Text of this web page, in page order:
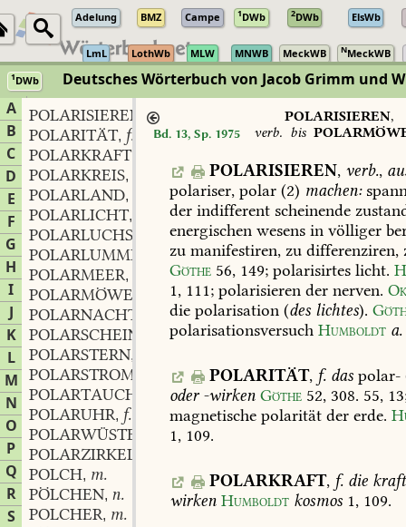
Adelung BMZ Campe 1DWb 2DWb ElsWb
LmL LothWb MLW MNWB MeckWB NMeckWB
1DWb Deutsches Wörterbuch von Jacob Grimm und
A
B
C
D
E
F
G
H
I
J
K
L
M
N
O
P
Q
R
S
POLARISIEREN ,verb.
POLARITÄT, f.
POLARKRAFT,
POLARKREIS,
POLARLAND,
POLARLICHT,
POLARLUCHS
POLARLUMME
POLARMEER,
POLARMÖWE
POLARNACHT
POLARSCHEIN
POLARSTERN,
POLARSTROM
POLARTAUCHER
m.
POLARUHR, f.
POLARWÜSTE
POLARZIRKEL
POLCH, m.
PÖLCHEN, n.
POLCHER, m.
Bd. 13, Sp. 1975
POLARISIEREN,
verb. bis
POLARISIEREN, verb.,
polariser, polar (2) machen:
der indifferent scheinende
energischen wesens in völliger
zu manifestiren, zu differenziren,
Göthe 56, 149; polarisirtes licht.
1, 111; polarisieren der nerven.
die polarisation (des lichtes).
polarisationsversuch Humboldt a.
POLARITÄT, f. daspolar-
oder-wirken Göthe 52, 308. 55, 13
magnetische polarität der erde.
1, 109.
POLARKRAFT, f. diekraft
wirken Humboldt kosmos 1, 109.